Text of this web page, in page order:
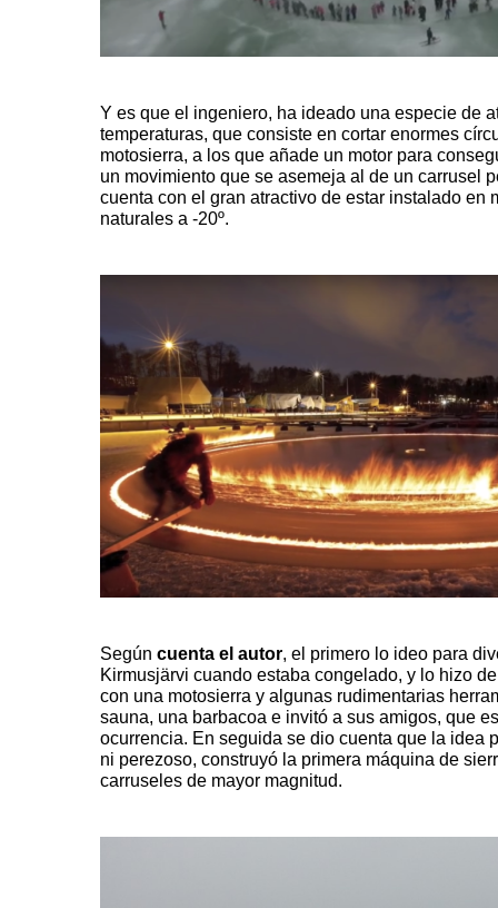
Y es que el ingeniero, ha ideado una especie de
temperaturas, que consiste en cortar enormes
motosierra, a los que añade un motor para
un movimiento que se asemeja al de un carrusel
cuenta con el gran atractivo de estar instalado en
naturales a -20º.
Según cuenta el autor, el primero lo ideo para
Kirmusjärvi cuando estaba congelado, y lo hizo
con una motosierra y algunas rudimentarias
sauna, una barbacoa e invitó a sus amigos, que
ocurrencia. En seguida se dio cuenta que la idea
ni perezoso, construyó la primera máquina de
carruseles de mayor magnitud.